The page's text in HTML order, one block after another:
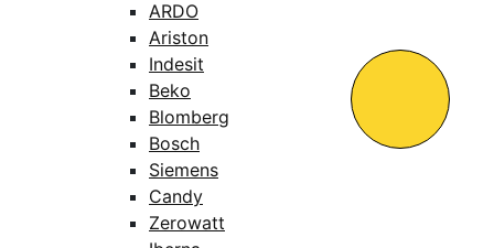
ARDO
Ariston
Indesit
Beko
Blomberg
Bosch
Siemens
Candy
Zerowatt